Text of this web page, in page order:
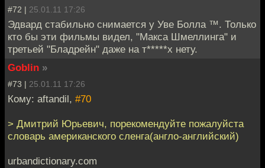
#72 | 25.01.11 17:26
Эдвард стабильно снимается у Уве Болла ™. Только
кто бы эти фильмы видел, "Макса Шмеллинга" и
третьей "Бладрейн" даже на т*****х нету.
Goblin »
#73 | 25.01.11 17:26
Кому: aftandil, #70
> Дмитрий Юрьевич, порекомендуйте пожалуйста
словарь американского сленга(англо-английский)
urbandictionary.com